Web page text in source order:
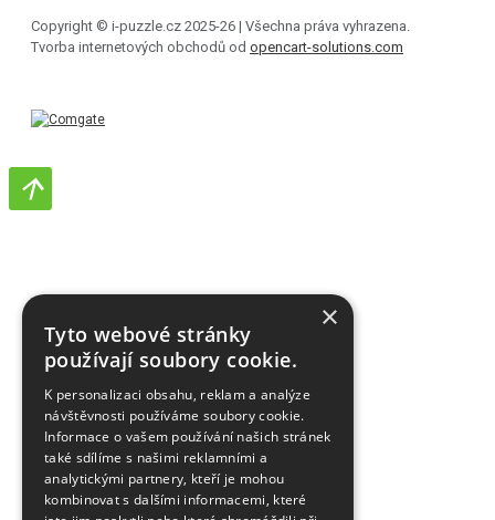
Copyright © i-puzzle.cz 2025-26 | Všechna práva vyhrazena.
Tvorba internetových obchodů od opencart-solutions.com
×
Tyto webové stránky
používají soubory cookie.
K personalizaci obsahu, reklam a analýze
návštěvnosti používáme soubory cookie.
Informace o vašem používání našich stránek
také sdílíme s našimi reklamními a
analytickými partnery, kteří je mohou
kombinovat s dalšími informacemi, které